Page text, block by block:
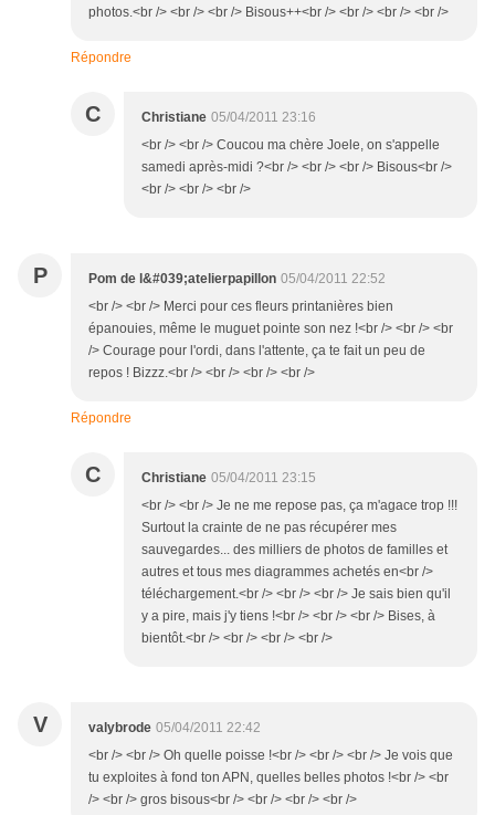
photos.<br /> <br /> <br /> Bisous++<br /> <br /> <br /> <br />
Répondre
C Christiane 05/04/2011 23:16
<br /> <br /> Coucou ma chère Joele, on s'appelle
samedi après-midi ?<br /> <br /> <br /> Bisous<br />
<br /> <br /> <br />
P Pom de l&#039;atelierpapillon 05/04/2011 22:52
<br /> <br /> Merci pour ces fleurs printanières bien
épanouies, même le muguet pointe son nez !<br /> <br /> <br
/> Courage pour l'ordi, dans l'attente, ça te fait un peu de
repos ! Bizzz.<br /> <br /> <br /> <br />
Répondre
C Christiane 05/04/2011 23:15
<br /> <br /> Je ne me repose pas, ça m'agace trop !!!
Surtout la crainte de ne pas récupérer mes
sauvegardes... des milliers de photos de familles et
autres et tous mes diagrammes achetés en<br />
téléchargement.<br /> <br /> <br /> Je sais bien qu'il
y a pire, mais j'y tiens !<br /> <br /> <br /> Bises, à
bientôt.<br /> <br /> <br /> <br />
V valybrode 05/04/2011 22:42
<br /> <br /> Oh quelle poisse !<br /> <br /> <br /> Je vois que
tu exploites à fond ton APN, quelles belles photos !<br /> <br
/> <br /> gros bisous<br /> <br /> <br /> <br />